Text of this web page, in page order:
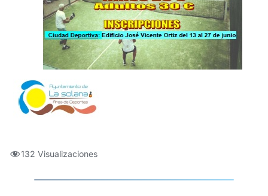
132 Visualizaciones